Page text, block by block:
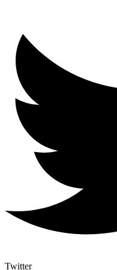
Twitter